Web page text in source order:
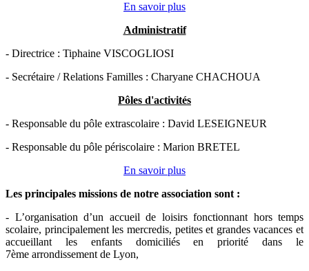
En savoir plus
Administratif
- Directrice : Tiphaine VISCOGLIOSI
- Secrétaire / Relations Familles : Charyane CHACHOUA
Pôles d'activités
- Responsable du pôle extrascolaire : David LESEIGNEUR
- Responsable du pôle périscolaire : Marion BRETEL
En savoir plus
Les principales missions de notre association sont :
- L’organisation d’un accueil de loisirs fonctionnant hors temps
scolaire, principalement les mercredis, petites et grandes vacances et
accueillant les enfants domiciliés en priorité dans le
7ème arrondissement de Lyon,